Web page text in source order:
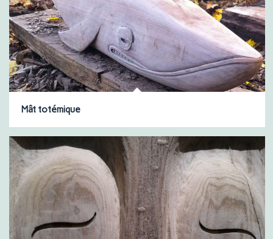
Mât totémique